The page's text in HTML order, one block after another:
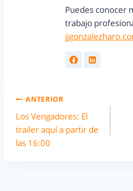
Puedes conocer
trabajo
ANTERIOR
Los Vengadores: El
trailer aquí a partir de
las 16:00